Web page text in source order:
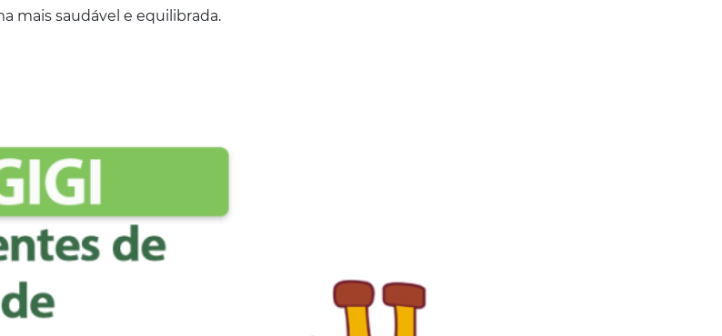
mais saudável e equilibrada.